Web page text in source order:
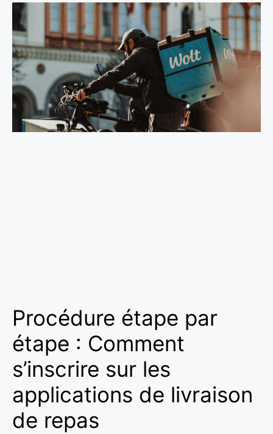
Procédure étape par
étape : Comment
s’inscrire sur les
applications de livraison
de repas